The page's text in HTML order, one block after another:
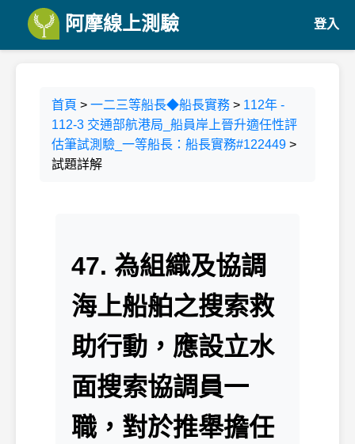
阿摩線上測驗 登入
首頁 > 一二三等船長◆船長實務 > 112年 -
112-3 交通部航港局_船員岸上晉升適任性評
估筆試測驗_一等船長：船長實務#122449 >
試題詳解
47. 為組織及協調
海上船舶之搜索救
助行動，應設立水
面搜索協調員一
職，對於推舉擔任